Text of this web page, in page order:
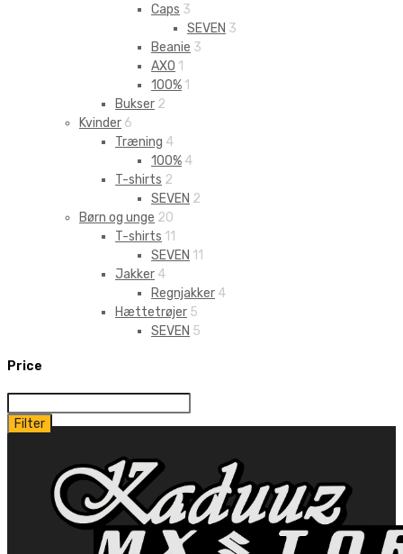
Caps 3
SEVEN 3
Beanie 3
AXO 1
100% 1
Bukser 2
Kvinder 6
Træning 4
100% 4
T-shirts 2
SEVEN 2
Børn og unge 20
T-shirts 11
SEVEN 11
Jakker 4
Regnjakker 4
Hættetrøjer 5
SEVEN 5
Price
Filter